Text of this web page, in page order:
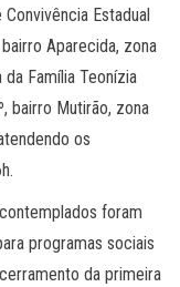
Estadual
Aparecida, zona
Família Teonízia
bairro Mutirão, zona
os
foram
programas sociais
da primeira